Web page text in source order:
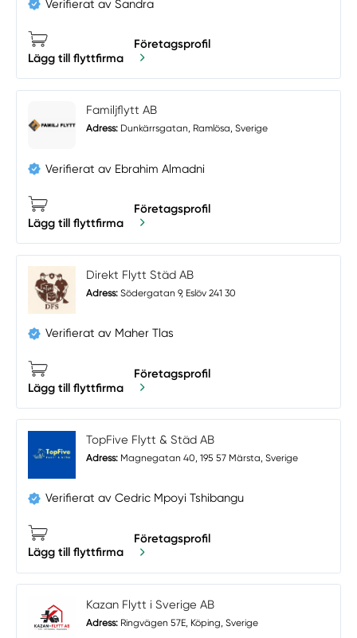
Verifierat av Sandra
Lägg till flyttfirma
Företagsprofil
Familjflytt AB
Adress: Dunkärrsgatan, Ramlösa, Sverige
Verifierat av Ebrahim Almadni
Lägg till flyttfirma
Företagsprofil
Direkt Flytt Städ AB
Adress: Södergatan 9, Eslöv 241 30
Verifierat av Maher Tlas
Lägg till flyttfirma
Företagsprofil
TopFive Flytt & Städ AB
Adress: Magnegatan 40, 195 57 Märsta, Sverige
Verifierat av Cedric Mpoyi Tshibangu
Lägg till flyttfirma
Företagsprofil
Kazan Flytt i Sverige AB
Adress: Ringvägen 57E, Köping, Sverige